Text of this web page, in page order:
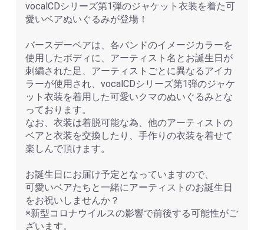
vocalCDシリーズ第1弾のジャケット衣装を着た可
愛いベアぬいぐるみが登場！
バースデーベアは、各バンドのイメージカラーを
使用したボディに、アーティスト名とお誕生日が
刺繍された足、アーティストごとに異なるアイカ
ラーが使用され、vocalCDシリーズ第1弾のジャケ
ット衣装を着用した可愛いクマのぬいぐるみとな
っております。
なお、衣装は着脱可能な為、他のアーティストの
ベアと衣装を交換したり、手作りの衣装を着せて
楽しんで頂けます。
お誕生日にお届け予定となっていますので、
可愛いベアたちと一緒にアーティストのお誕生日
をお祝いしませんか？
※新型コロナウイルスの影響で前後する可能性がご
ざいます。